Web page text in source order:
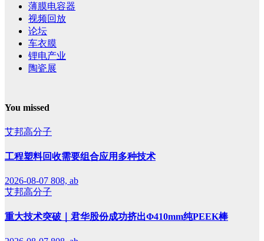
薄膜电容器
视频回放
论坛
车衣膜
锂电产业
陶瓷展
You missed
艾邦高分子
工程塑料回收需要组合应用多种技术
2026-08-07 808, ab
艾邦高分子
重大技术突破｜君华股份成功挤出Φ410mm纯PEEK棒